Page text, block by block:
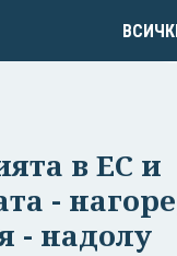
в ЕС и
-
- надолу